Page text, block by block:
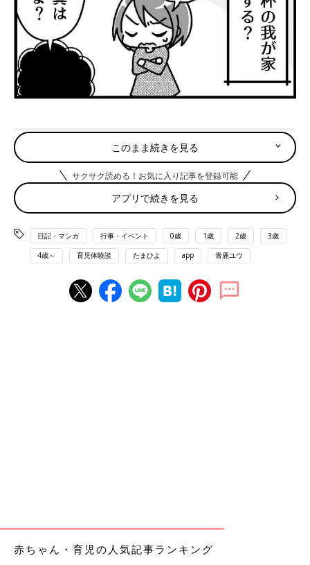
このまま続きを見る
サクサク読める！お気に入り記事を登録可能
アプリで続きを見る
日記・マンガ 行事・イベント 0歳 1歳 2歳 3歳
4歳～ 育児体験談 たまひよ app 青鹿ユウ
赤ちゃん・育児の人気記事ランキング